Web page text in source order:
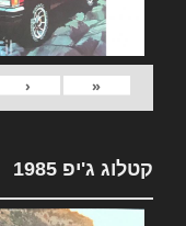
«
‹
קטלוג ג'יפ 1985